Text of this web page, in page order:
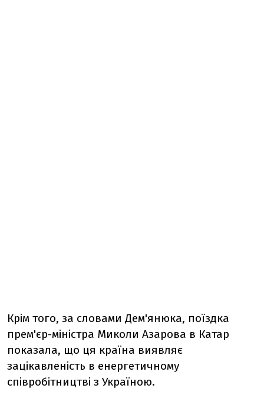
Крім того, за словами Дем'янюка, поїздка
прем'єр-міністра Миколи Азарова в Катар
показала, що ця країна виявляє
зацікавленість в енергетичному
співробітництві з Україною.